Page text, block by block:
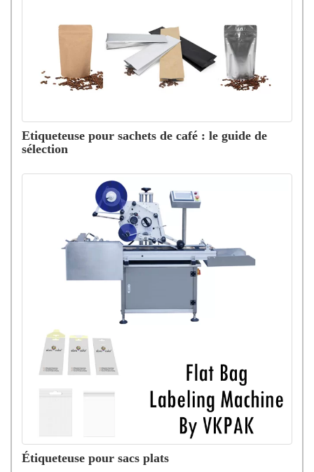
Etiqueteuse pour sachets de café : le guide de
sélection
Étiqueteuse pour sacs plats